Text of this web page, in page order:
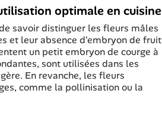
optimale en cuisine
savoir distinguer les fleurs mâles
et leur absence d'embryon de fruit
un petit embryon de courge à
sont utilisées dans les
En revanche, les fleurs
comme la pollinisation ou la